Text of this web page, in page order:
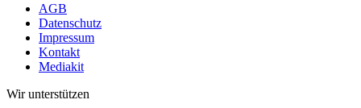
AGB
Datenschutz
Impressum
Kontakt
Mediakit
Wir unterstützen